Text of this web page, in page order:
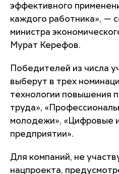
эффективного
каждого работника», —
министра
Мурат Керефов.
Победителей из числа
выберут в трех
технологии повышения
труда»,
молодежи», «Цифровые
предприятии».
Для компаний, не
нацпроекта,